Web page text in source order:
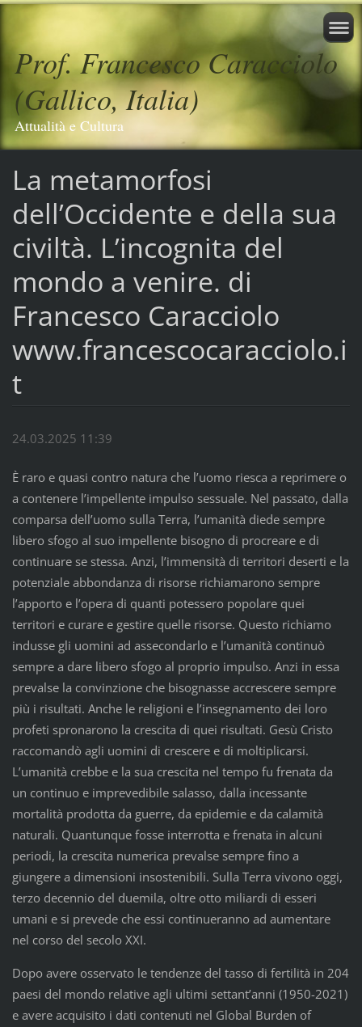
Prof. Francesco Caracciolo
(Gallico, Italia)
Attualità e Cultura
La metamorfosi
dell’Occidente e della sua
civiltà. L’incognita del
mondo a venire. di
Francesco Caracciolo
www.francescocaracciolo.i
t
24.03.2025 11:39
È raro e quasi contro natura che l’uomo riesca a reprimere o
a contenere l’impellente impulso sessuale. Nel passato, dalla
comparsa dell’uomo sulla Terra, l’umanità diede sempre
libero sfogo al suo impellente bisogno di procreare e di
continuare se stessa. Anzi, l’immensità di territori deserti e la
potenziale abbondanza di risorse richiamarono sempre
l’apporto e l’opera di quanti potessero popolare quei
territori e curare e gestire quelle risorse. Questo richiamo
indusse gli uomini ad assecondarlo e l’umanità continuò
sempre a dare libero sfogo al proprio impulso. Anzi in essa
prevalse la convinzione che bisognasse accrescere sempre
più i risultati. Anche le religioni e l’insegnamento dei loro
profeti spronarono la crescita di quei risultati. Gesù Cristo
raccomandò agli uomini di crescere e di moltiplicarsi.
L’umanità crebbe e la sua crescita nel tempo fu frenata da
un continuo e imprevedibile salasso, dalla incessante
mortalità prodotta da guerre, da epidemie e da calamità
naturali. Quantunque fosse interrotta e frenata in alcuni
periodi, la crescita numerica prevalse sempre fino a
giungere a dimensioni insostenibili. Sulla Terra vivono oggi,
terzo decennio del duemila, oltre otto miliardi di esseri
umani e si prevede che essi continueranno ad aumentare
nel corso del secolo XXI.
Dopo avere osservato le tendenze del tasso di fertilità in 204
paesi del mondo relative agli ultimi settant’anni (1950-2021)
e avere acquisito i dati contenuti nel Global Burden of